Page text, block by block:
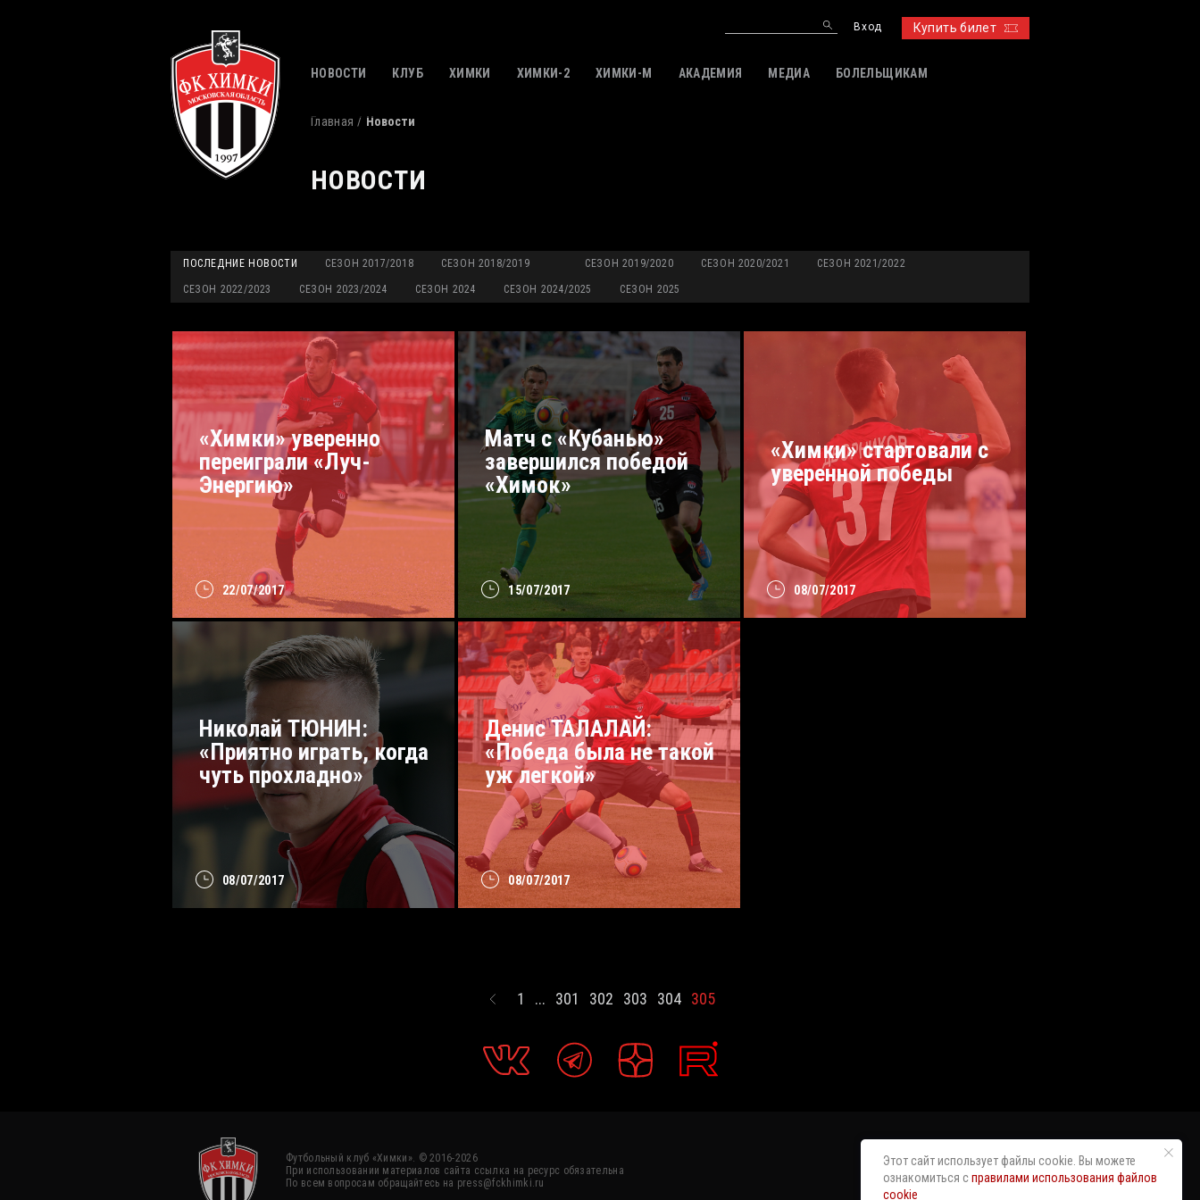
Купить билет
Вход
НОВОСТИ КЛУБ ХИМКИ ХИМКИ-2 ХИМКИ-M АКАДЕМИЯ МЕДИА БОЛЕЛЬЩИКАМ
Главная Новости
НОВОСТИ
ПОСЛЕДНИЕ НОВОСТИ СЕЗОН 2017/2018 СЕЗОН 2018/2019 СЕЗОН 2019/2020 СЕЗОН 2020/2021 СЕЗОН 2021/2022
СЕЗОН 2022/2023 СЕЗОН 2023/2024 СЕЗОН 2024 СЕЗОН 2024/2025 СЕЗОН 2025
22/07/2017
«Химки» уверенно
переиграли «Луч-
Энергию»
15/07/2017
Матч с «Кубанью»
завершился победой
«Химок»
08/07/2017
«Химки» стартовали с
уверенной победы
08/07/2017
Николай ТЮНИН:
«Приятно играть, когда
чуть прохладно»
08/07/2017
Денис ТАЛАЛАЙ:
«Победа была не такой
уж легкой»
1 ... 301 302 303 304 305
Футбольный клуб «Химки». © 2016-2026
При использовании материалов сайта ссылка на ресурс обязательна
По всем вопросам обращайтесь на press@fckhimki.ru
Этот сайт использует файлы cookie. Вы можете
ознакомиться справилами использования файлов
cookie